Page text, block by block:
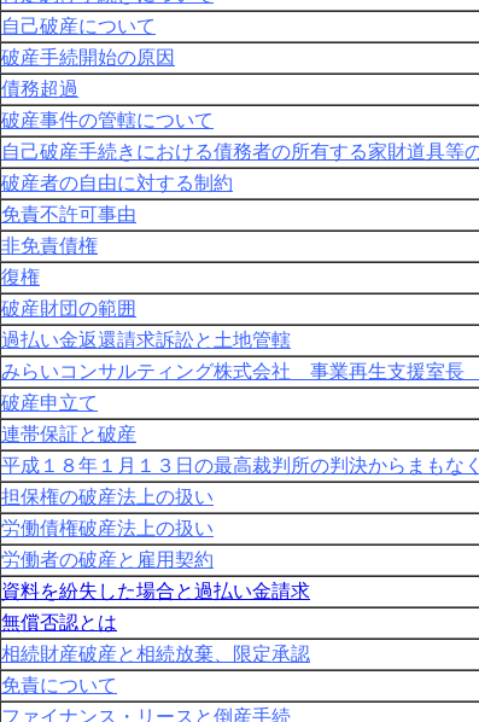
自己破産について
破産手続開始の原因
債務超過
破産事件の管轄について
自己破産手続きにおける債務者の所有する家財道具等
破産者の自由に対する制約
免責不許可事由
非免責債権
復権
破産財団の範囲
過払い金返還請求訴訟と土地管轄
みらいコンサルティング株式会社 事業再生支援室
破産申立て
連帯保証と破産
平成１８年１月１３日の最高裁判所の判決からまもな
担保権の破産法上の扱い
労働債権破産法上の扱い
労働者の破産と雇用契約
資料を紛失した場合と過払い金請求
無償否認とは
相続財産破産と相続放棄、限定承認
免責について
ファイナンス・リースと倒産手続